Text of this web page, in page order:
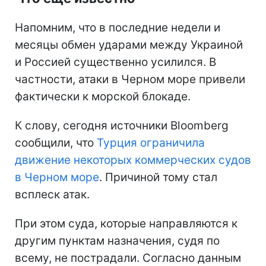
Напомним, что в последние недели и
месяцы обмен ударами между Украиной
и Россией существенно усилился. В
частности, атаки в Черном море привели
фактически к морской блокаде.
К слову, сегодня источники Bloomberg
сообщили, что Турция ограничила
движение некоторых коммерческих судов
в Черном море. Причиной тому стал
всплеск атак.
При этом суда, которые направляются к
другим пунктам назначения, судя по
всему, не пострадали. Согласно данным